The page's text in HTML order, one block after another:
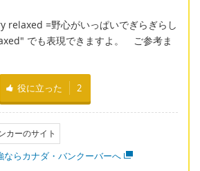
relaxed =野心がいっぱいでぎらぎらし
でも表現できますよ。 ご参考ま
役に立った 2
カーのサイト
ならカナダ・バンクーバーへ